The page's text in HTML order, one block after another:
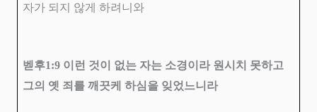
자가 되지 않게 하려니와
벧후1:9 이런 것이 없는 자는 소경이라 원시치 못하고
그의 옛 죄를 깨끗케 하심을 잊었느니라